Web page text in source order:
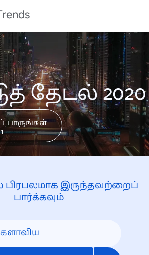
தேடல் 2020
பாருங்கள்
இருந்தவற்றைப்
பார்க்கவும்